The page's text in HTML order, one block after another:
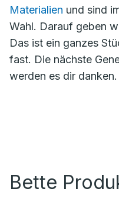
Materialien und sind
Wahl. Darauf geben
Das ist ein ganzes
fast. Die nächste
werden es dir danken.
Bette